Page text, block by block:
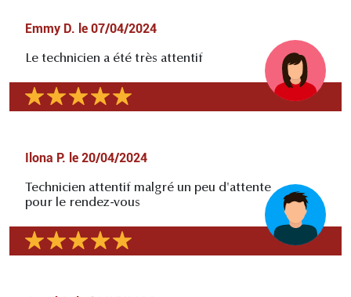
Emmy D. le 07/04/2024
Le technicien a été très attentif
Ilona P. le 20/04/2024
Technicien attentif malgré un peu d'attente
pour le rendez-vous